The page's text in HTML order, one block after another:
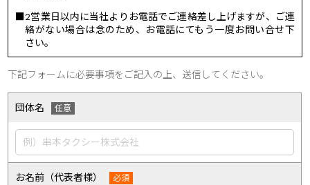
2営業日以内に当社よりお電話でご連絡差し上げますが、ご連
絡がない場合は念のため、お電話にてもう一度お問い合せ下
さい。
下記フォームに必要事項をご記入の上、送信してください。
団体名
お名前（代表者様）